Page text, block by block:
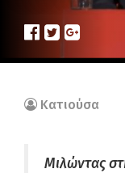
Κατιούσα
Μιλώντας